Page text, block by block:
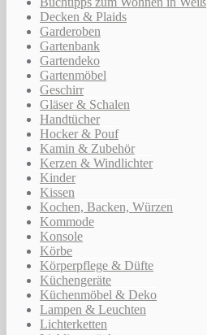
Decken & Plaids
Garderoben
Gartenbank
Gartendeko
Gartenmöbel
Geschirr
Gläser & Schalen
Handtücher
Hocker & Pouf
Kamin & Zubehör
Kerzen & Windlichter
Kinder
Kissen
Kochen, Backen, Würzen
Kommode
Konsole
Körbe
Körperpflege & Düfte
Küchengeräte
Küchenmöbel & Deko
Lampen & Leuchten
Lichterketten